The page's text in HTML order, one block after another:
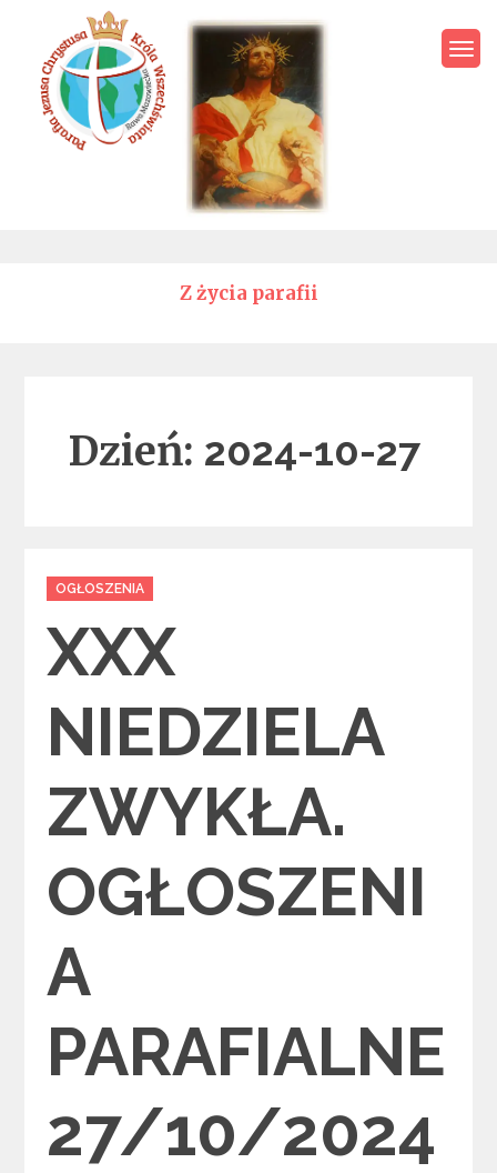
content
Parafia Jezusa Chrystusa
Króla Wszechświata – Rawa
Z życia parafii
Dzień: 2024-10-27
Categories
OGŁOSZENIA
XXX
NIEDZIELA
ZWYKŁA.
OGŁOSZENI
A
PARAFIALNE
27/10/2024